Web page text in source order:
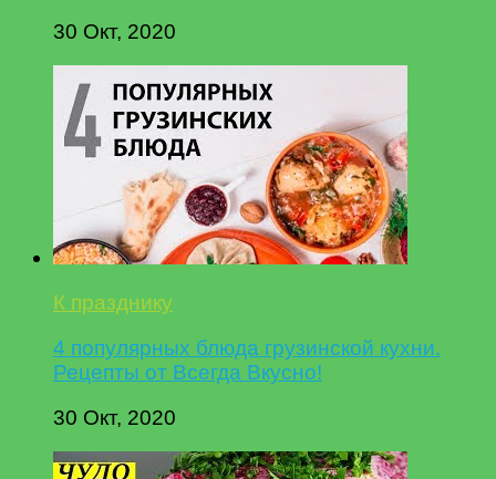
30 Окт, 2020
К празднику
4 популярных блюда грузинской кухни.
Рецепты от Всегда Вкусно!
30 Окт, 2020